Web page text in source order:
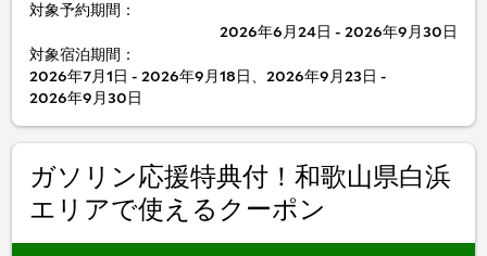
対象予約期間：
2026年6月24日 - 2026年9月30日
対象宿泊期間：
2026年7月1日 - 2026年9月18日、2026年9月23日 -
2026年9月30日
ガソリン応援特典付！和歌山県白浜
エリアで使えるクーポン